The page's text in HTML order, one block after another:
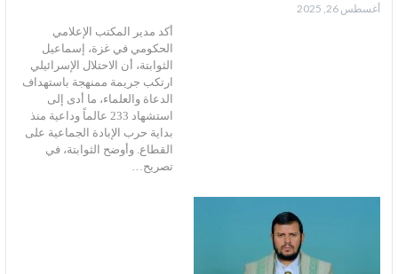
أغسطس 26, 2025
أكد مدير المكتب الإعلامي
الحكومي في غزة، إسماعيل
الثوابتة، أن الاحتلال الإسرائيلي
ارتكب جريمة ممنهجة باستهداف
الدعاة والعلماء، ما أدى إلى
استشهاد 233 عالماً وداعية منذ
بداية حرب الإبادة الجماعية على
القطاع. وأوضح الثوابتة، في
تصريح…